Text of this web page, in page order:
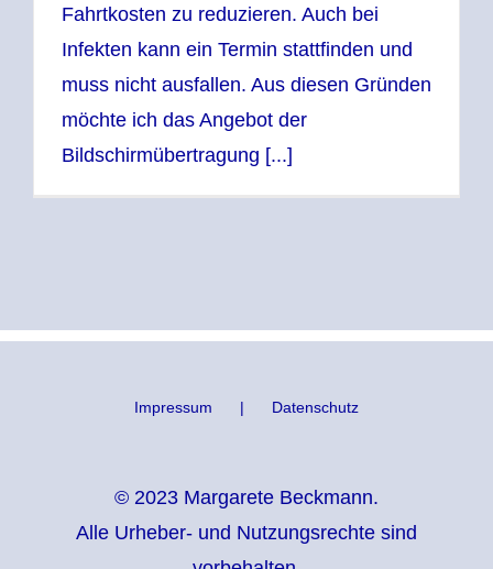
Fahrtkosten zu reduzieren. Auch bei
Infekten kann ein Termin stattfinden und
muss nicht ausfallen. Aus diesen Gründen
möchte ich das Angebot der
Bildschirmübertragung [...]
Impressum Datenschutz
© 2023 Margarete Beckmann.
Alle Urheber- und Nutzungsrechte sind